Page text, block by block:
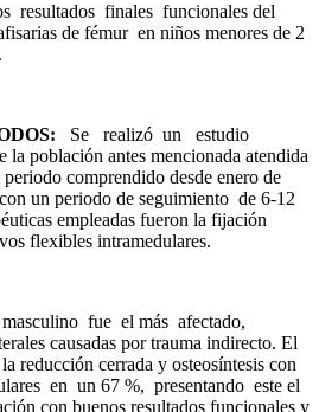
resultados finales funcionales del
de fémur en niños menores de 2
:
Se realizó un estudio
la población antes mencionada atendida
comprendido desde enero de
un periodo de seguimiento de 6-12
empleadas fueron la fijación
flexibles intramedulares.
fue el más afectado,
causadas por trauma indirecto. El
reducción cerrada y osteosíntesis con
en un 67 %, presentando este el
con buenos resultados funcionales y